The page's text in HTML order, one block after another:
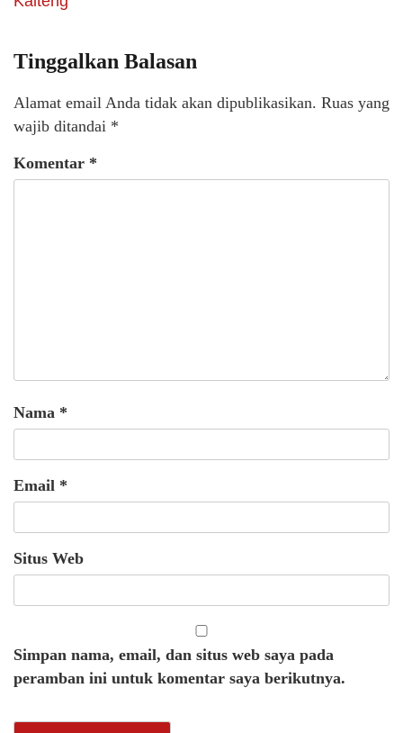
Tinggalkan Balasan
Alamat email Anda tidak akan dipublikasikan. Ruas yang
wajib ditandai *
Komentar *
Nama *
Email *
Situs Web
Simpan nama, email, dan situs web saya pada
peramban ini untuk komentar saya berikutnya.